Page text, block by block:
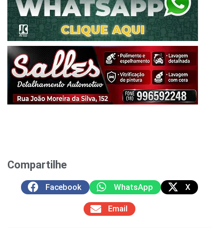
Compartilhe
Facebook WhatsApp X
Email